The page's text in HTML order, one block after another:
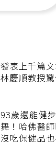
發表上千篇
林慶順教授
93歲還能健
舞！哈佛醫
沒吃保健品